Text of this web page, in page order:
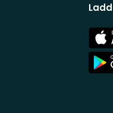
App
Store
App
Store